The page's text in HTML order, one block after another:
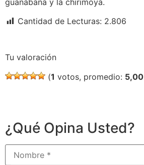
Cantidad de Lecturas: 2.806
Tu valoración
(1 votos, promedio: 5,00
¿Qué Opina Usted?